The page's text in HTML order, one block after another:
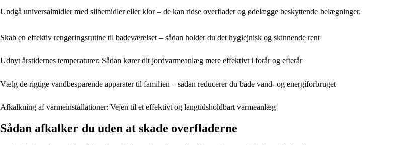
Undgå universalmidler med slibemidler eller klor – de kan ridse overflader og ødelægge beskyttende belægninger.
Skab en effektiv rengøringsrutine til badeværelset – sådan holder du det hygiejnisk og skinnende rent
Udnyt årstidernes temperaturer: Sådan kører dit jordvarmeanlæg mere effektivt i forår og efterår
Vælg de rigtige vandbesparende apparater til familien – sådan reducerer du både vand- og energiforbruget
Afkalkning af varmeinstallationer: Vejen til et effektivt og langtidsholdbart varmeanlæg
Sådan afkalker du uden at skade overfladerne